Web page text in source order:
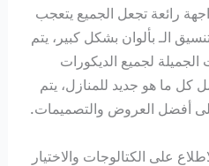
رائعة تجعل الجميع يتعجب
الـ بألوان بشكل كبير، يتم
لجميع الديكورات
كل ما هو جديد للمنازل، يتم
أفضل العروض والتصميمات.
على الكتالوجات والاختيار